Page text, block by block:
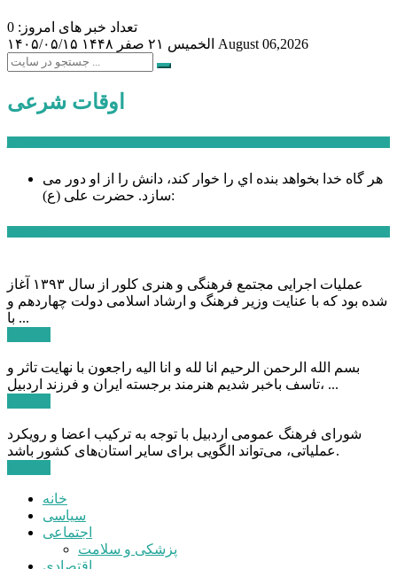
تعداد خبر های امروز: 0
۱۴۰۵/۰۵/۱۵
الخميس ۲۱ صفر ۱۴۴۸ August 06,2026
اوقات شرعی
هر گاه خدا بخواهد بنده اي را خوار كند، دانش را از او دور می
سازد.حضرت علی (ع):
عملیات اجرایی مجتمع فرهنگی و هنری کلور از سال ۱۳۹۳ آغاز
شده بود که با عنایت وزیر فرهنگ و ارشاد اسلامی دولت چهاردهم و
با ...
بسم الله الرحمن الرحیم انا لله و انا الیه راجعون با نهایت تاثر و
تاسف باخبر شدیم هنرمند برجسته ایران و فرزند اردبیل، ...
شورای فرهنگ عمومی اردبیل با توجه به ترکیب اعضا و رویکرد
عملیاتی، می‌تواند الگویی برای سایر استان‌های کشور باشد.
خانه
سیاسی
اجتماعی
پزشکی و سلامت
اقتصادی